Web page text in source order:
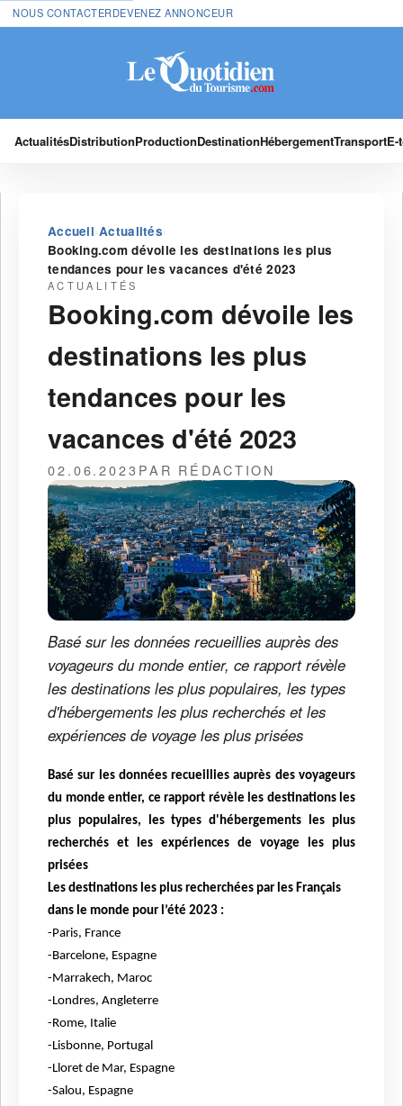
NOUS CONTACTERDEVENEZ ANNONCEUR
ActualitésDistributionProductionDestinationHébergementTransport
Accueil›Actualités›
Booking.com dévoile les destinations les plus
tendances pour les vacances d'été 2023
ACTUALITÉS
Booking.com dévoile les
destinations les plus
tendances pour les
vacances d'été 2023
02.06.2023PAR RÉDACTION
Basé sur les données recueillies auprès des
voyageurs du monde entier, ce rapport révèle
les destinations les plus populaires, les types
d'hébergements les plus recherchés et les
expériences de voyage les plus prisées
Basé sur les données recueillies auprès des voyageurs
du monde entier, ce rapport révèle les destinations les
plus populaires, les types d'hébergements les plus
recherchés et les expériences de voyage les plus
prisées
Les destinations les plus recherchées par les Français
dans le monde pour l’été 2023 :
-Paris, France
-Barcelone, Espagne
-Marrakech, Maroc
-Londres, Angleterre
-Rome, Italie
-Lisbonne, Portugal
-Lloret de Mar, Espagne
-Salou, Espagne